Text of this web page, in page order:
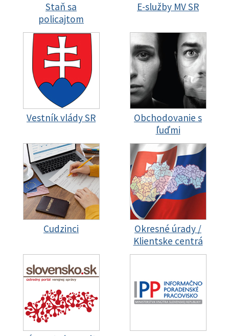
Staň sa
policajtom
E-služby MV SR
Vestník vlády SR
Obchodovanie s
ľuďmi
Cudzinci
Okresné úrady /
Klientske centrá